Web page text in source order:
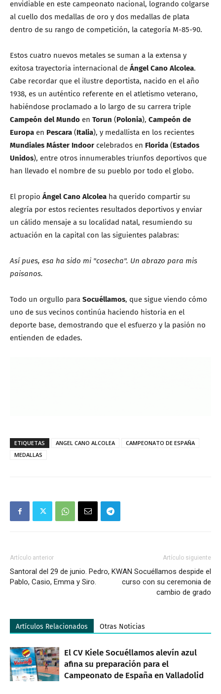
envidiable en este campeonato nacional, logrando colgarse
al cuello dos medallas de oro y dos medallas de plata
dentro de su rango de competición, la categoría M-85-90.
Estos cuatro nuevos metales se suman a la extensa y
exitosa trayectoria internacional de Ángel Cano Alcolea.
Cabe recordar que el ilustre deportista, nacido en el año
1938, es un auténtico referente en el atletismo veterano,
habiéndose proclamado a lo largo de su carrera triple
Campeón del Mundo en Torun (Polonia), Campeón de
Europa en Pescara (Italia), y medallista en los recientes
Mundiales Máster Indoor celebrados en Florida (Estados
Unidos), entre otros innumerables triunfos deportivos que
han llevado el nombre de su pueblo por todo el globo.
El propio Ángel Cano Alcolea ha querido compartir su
alegría por estos recientes resultados deportivos y enviar
un cálido mensaje a su localidad natal, resumiendo su
actuación en la capital con las siguientes palabras:
Así pues, esa ha sido mi "cosecha". Un abrazo para mis
paisanos.
Todo un orgullo para Socuéllamos, que sigue viendo cómo
uno de sus vecinos continúa haciendo historia en el
deporte base, demostrando que el esfuerzo y la pasión no
entienden de edades.
ETIQUETAS ANGEL CANO ALCOLEA
CAMPEONATO DE ESPAÑA
MEDALLAS
Artículo anterior
Santoral del 29 de junio. Pedro,
Pablo, Casio, Emma y Siro.
Artículo siguiente
KWAN Socuéllamos despide el
curso con su ceremonia de
cambio de grado
Artículos Relacionados Otras Noticias
El CV Kiele Socuéllamos alevín azul
afina su preparación para el
Campeonato de España en Valladolid